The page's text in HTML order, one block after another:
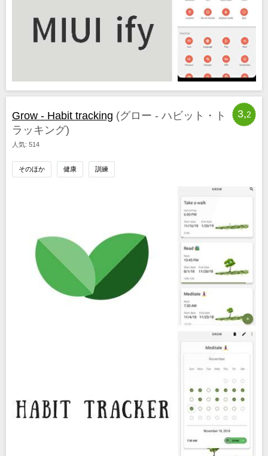
3,2
Grow - Habit tracking (グロー - ハビット・ト
ラッキング)
人気: 514
そのほか 健康 訓練